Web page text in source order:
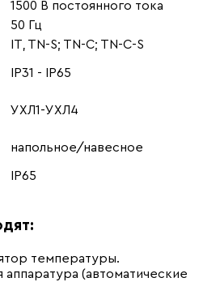
1500 В постоянного тока
50 Гц
IT, TN-S; TN-C; TN-C-S
IP31 - IP65
УХЛ1-УХЛ4
напольное/навесное
IP65
температуры.
аппаратура (автоматические